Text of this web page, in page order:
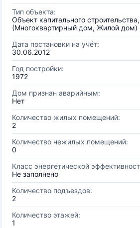
Тип объекта:
Объект капитального
(Многоквартирный дом, Жилой дом)
Дата постановки на учёт:
30.06.2012
Год постройки:
1972
Дом признан аварийным:
Нет
Количество жилых помещений:
2
Количество нежилых помещений:
0
Класс энергетической
Не заполнено
Количество подъездов:
2
Количество этажей:
1